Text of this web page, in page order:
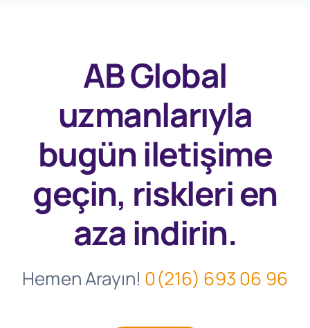
AB Global
uzmanlarıyla
bugüniletişime
geçin, riskleri en
aza indirin.
Hemen Arayın! 0(216) 693 06 96